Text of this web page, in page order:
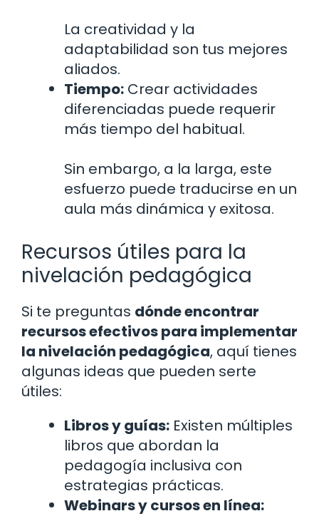
La creatividad y la
adaptabilidad son tus mejores
aliados.
Tiempo: Crear actividades
diferenciadas puede requerir
más tiempo del habitual.
Sin embargo, a la larga, este
esfuerzo puede traducirse en un
aula más dinámica y exitosa.
Recursos útiles para la
nivelación pedagógica
Si te preguntas dónde encontrar
recursos efectivos para implementar
la nivelación pedagógica, aquí tienes
algunas ideas que pueden serte
útiles:
Libros y guías: Existen múltiples
libros que abordan la
pedagogía inclusiva con
estrategias prácticas.
Webinars y cursos en línea: